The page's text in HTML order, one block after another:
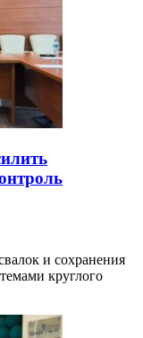
и сохранения
круглого